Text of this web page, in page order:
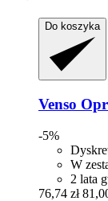
Do koszyka
Venso
-5%
W
2 lata
76,74 zł